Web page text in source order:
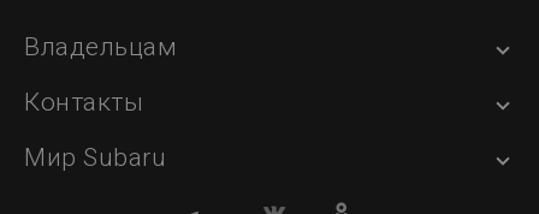
Владельцам
Контакты
Мир Subaru